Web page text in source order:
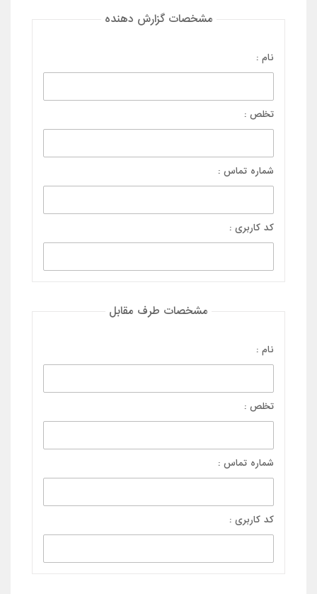
مشخصات گزارش دهنده
نام :
تخلص :
شماره تماس :
کد کاربری :
مشخصات طرف مقابل
نام :
تخلص :
شماره تماس :
کد کاربری :